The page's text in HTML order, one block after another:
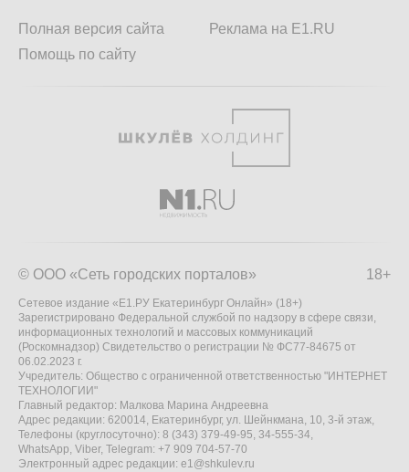
Полная версия сайта
Помощь по сайту
Реклама на E1.RU
18+
© ООО «Сеть городских порталов»
Сетевое издание «Е1.РУ Екатеринбург Онлайн» (18+)
Зарегистрировано Федеральной службой по надзору в сфере связи,
информационных технологий и массовых коммуникаций
(Роскомнадзор) Свидетельство о регистрации № ФС77-84675 от
06.02.2023 г.
Учредитель: Общество с ограниченной ответственностью "ИНТЕРНЕТ
ТЕХНОЛОГИИ"
Главный редактор: Малкова Марина Андреевна
Адрес редакции: 620014, Екатеринбург, ул. Шейнкмана, 10, 3-й этаж,
Телефоны (круглосуточно): 8 (343) 379-49-95, 34-555-34,
WhatsApp, Viber, Telegram: +7 909 704-57-70
Электронный адрес редакции: e1@shkulev.ru